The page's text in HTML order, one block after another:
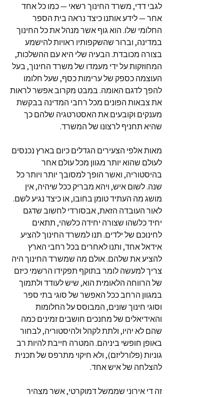
לגבי דדי, משרד החינוך רשאי — כמו כל אחד
אחר — לידע אותנו כיצד נראה בית הספר
החלומי שלו. הוא גוף אשר מנהל את כל החינוך
במדינה, וברור שהשקפותיו ראויות להישמע
בצורה מכובדת. הבעיה שלי היא עם ההשלכות,
המחוזקות על ידי מעמדו של משרד החינוך, בעל
העוצמה כספק של ערימות כסף, שעל חלומו
להפך לדגם האומה. במבט מקרוב אפשר לראות
את צבאות הפונים מכל רחבי המדינה בבקשת
מענקים וקובעים את האסטרטגיה שלהם כך
שהיא תחניף לרצונו של המשרד.
מאות אלפי הצעירים הגדלים כיום בארץ נכנסים
לעולם שהוא יותר מגוון מכל עולם אחר
בהיסטוריה, ואשר הופך למסובך יותר ויותר כל
שנה. לשום איש, ויהא מבריק ככל שיהיה, אין
מושג מה העתיד טומן בחובו, או כיצד נגיע לשם.
לאור העובדה הזאת, אבסורדי לחשוב שדגם
יחיד כלשהו שצורה יחידה כלשהי, תתאים
לחינוכם של ילדים. תנו למשרד החינוך להציע
אידאל אחד, ותנו לאחרים בכל רחבי הארץ
להציע את שלהם. אולם מה שמשרד החינוך היה
צריך למעשה לומר בתוקף תפקידו הרשמי כיזם
של הרווחה הלאומית הוא, שיש לעודד ולתמוך
במגוון הרחב ככל האפשר של סוגי בתי ספר
וסוגי חינוך שונים, המבוסס על החלומות
והאידיאלים של מחנכים חושבים זמינים כמה
שהם לא יהיו, ולתת לקהל ולהיסטוריה, לבחור
באופן חופשי ביניהם. המטרה חייבת להיות רב
גוניות (פלורליזם), ולא חיקוי מתרפס של תכנית
להצלחה של איש אחד.
זה די אירוני שממשל דמוקרטי, אשר מצהיר